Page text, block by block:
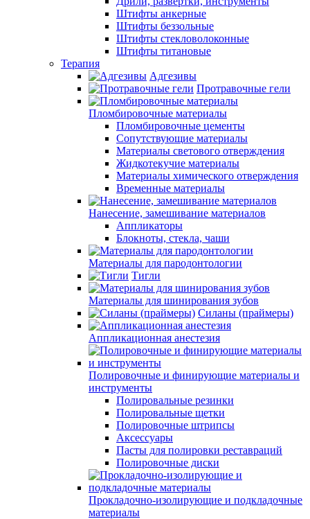
Штифты анкерные
Штифты беззольные
Штифты стекловолоконные
Штифты титановые
Терапия
Адгезивы
Протравочные гели
Пломбировочные материалы
Пломбировочные цементы
Сопутствующие материалы
Материалы светового отверждения
Жидкотекучие материалы
Материалы химического отверждения
Временные материалы
Нанесение, замешивание материалов
Аппликаторы
Блокноты, стекла, чаши
Материалы для пародонтологии
Тигли
Материалы для шинирования зубов
Силаны (праймеры)
Аппликационная анестезия
Полировочные и финирующие материалы и
инструменты
Полировальные резинки
Полировальные щетки
Полировочные штрипсы
Аксессуары
Пасты для полировки реставраций
Полировочные диски
Прокладочно-изолирующие и подкладочные
материалы